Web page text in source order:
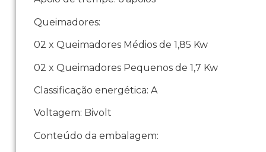
Queimadores:
02 x Queimadores Médios de 1,85 Kw
02 x Queimadores Pequenos de 1,7 Kw
Classificação energética: A
Voltagem: Bivolt
Conteúdo da embalagem: